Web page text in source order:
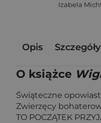
Izabela
Opis
O książce
Świąteczne
Zwierzęcy
TO POCZĄTEK